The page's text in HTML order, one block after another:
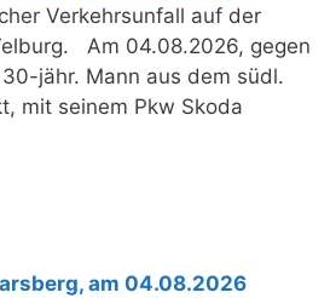
Verkehrsunfall auf der
Am 04.08.2026, gegen
jähr. Mann aus dem südl.
mit seinem Pkw Skoda
am 04.08.2026